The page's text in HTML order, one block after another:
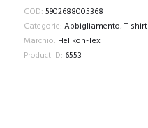
Shirt
SLIM
-
Coyote/U.S
COD: 5902688005368
Categorie: Abbigliamento,T-shirt
Marchio: Helikon-Tex
Product ID: 6553